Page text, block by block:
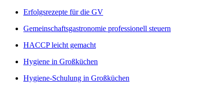
Erfolgsrezepte für die GV
Gemeinschaftsgastronomie professionell steuern
HACCP leicht gemacht
Hygiene in Großküchen
Hygiene-Schulung in Großküchen